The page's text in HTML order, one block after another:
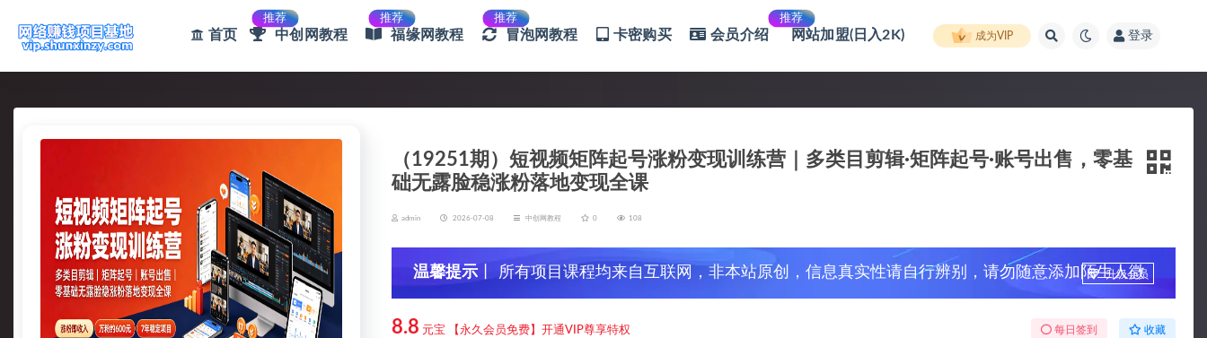
首页
推荐
中创网教程
推荐
福缘网教程
推荐
冒泡网教程 卡密购买 会员介绍
推荐
网站加盟(日入2K) 成为VIP 登录
（19251期）短视频矩阵起号涨粉变现训练营｜多类目剪辑·矩阵起号·账号出售，零基
础无露脸稳涨粉落地变现全课
admin 2026-07-08 中创网教程 0 108
温馨提示 丨 所有项目课程均来自互联网，非本站原创，信息真实性请自行辨别，请勿随意添加陌生人微
信，谨防上当受骗！
升级会员
8.8 元宝 【永久会员免费】开通VIP尊享特权 每日签到 收藏